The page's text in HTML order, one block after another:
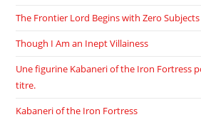
The Frontier Lord Begins with Zero Subjects
Though I Am an Inept Villainess
Une figurine Kabaneri of the Iron Fortress
titre.
Kabaneri of the Iron Fortress